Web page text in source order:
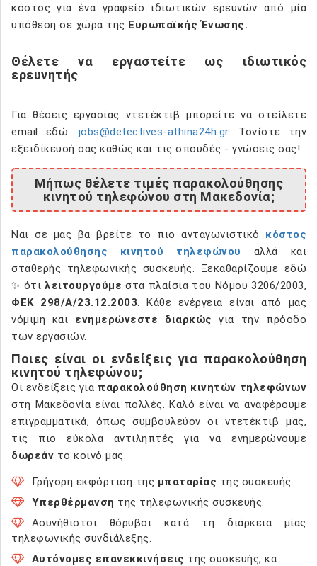
κόστος για ένα γραφείο ιδιωτικών ερευνών από μία
υπόθεση σε χώρα της Ευρωπαϊκής Ένωσης.
Θέλετε να εργαστείτε ως ιδιωτικός
ερευνητής
Για θέσεις εργασίας ντετέκτιβ μπορείτε να στείλετε
email εδώ: jobs@detectives-athina24h.gr. Τονίστε την
εξειδίκευσή σας καθώς και τις σπουδές - γνώσεις σας!
Μήπως θέλετε τιμές παρακολούθησης
κινητού τηλεφώνου στη Μακεδονία;
Ναι σε μας βα βρείτε το πιο ανταγωνιστικό κόστος
παρακολούθησης κινητού τηλεφώνου αλλά και
σταθερής τηλεφωνικής συσκευής. Ξεκαθαρίζουμε εδώ
✨ ότιλειτουργούμε στα πλαίσια του Νόμου 3206/2003,
ΦΕΚ 298/Α/23.12.2003. Κάθε ενέργεια είναι από μας
νόμιμη και ενημερώνεστε διαρκώς για την πρόοδο
των εργασιών.
Ποιες είναι οι ενδείξεις για παρακολούθηση
κινητού τηλεφώνου;
Οι ενδείξεις για παρακολούθηση κινητών τηλεφώνων
στη Μακεδονία είναι πολλές. Καλό είναι να αναφέρουμε
επιγραμματικά, όπως συμβουλεύον οι ντετέκτιβ μας,
τις πιο εύκολα αντιληπτές για να ενημερώνουμε
δωρεάν το κοινό μας.
Γρήγορη εκφόρτιση της μπαταρίας της συσκευής.
Υπερθέρμανση της τηλεφωνικής συσκευής.
Ασυνήθιστοι θόρυβοι κατά τη διάρκεια μίας
τηλεφωνικής συνδιάλεξης.
Αυτόνομες επανεκκινήσεις της συσκευής, κα.